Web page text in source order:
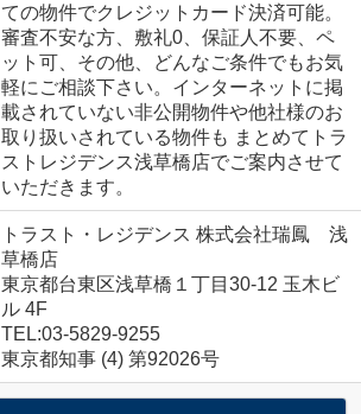
ての物件でクレジットカード決済可能。
審査不安な方、敷礼0、保証人不要、ペ
ット可、その他、どんなご条件でもお気
軽にご相談下さい。インターネットに掲
載されていない非公開物件や他社様のお
取り扱いされている物件も まとめてトラ
ストレジデンス浅草橋店でご案内させて
いただきます。
トラスト・レジデンス 株式会社瑞鳳 浅
草橋店
東京都台東区浅草橋１丁目30-12 玉木ビ
ル 4F
TEL:03-5829-9255
東京都知事 (4) 第92026号